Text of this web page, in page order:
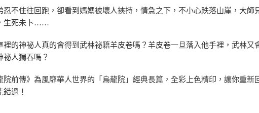
忍不住往回跑，卻看到媽媽被壞人挾持，情急之下，不小心跌落山崖，大師
生死未卜……
裡的神祕人真的會得到武林祕籍羊皮卷嗎？羊皮卷一旦落入他手裡，武林
祕人獨吞嗎？
院前傳》為風靡華人世界的「烏龍院」經典長篇，全彩上色精印，讓你重
錯過！